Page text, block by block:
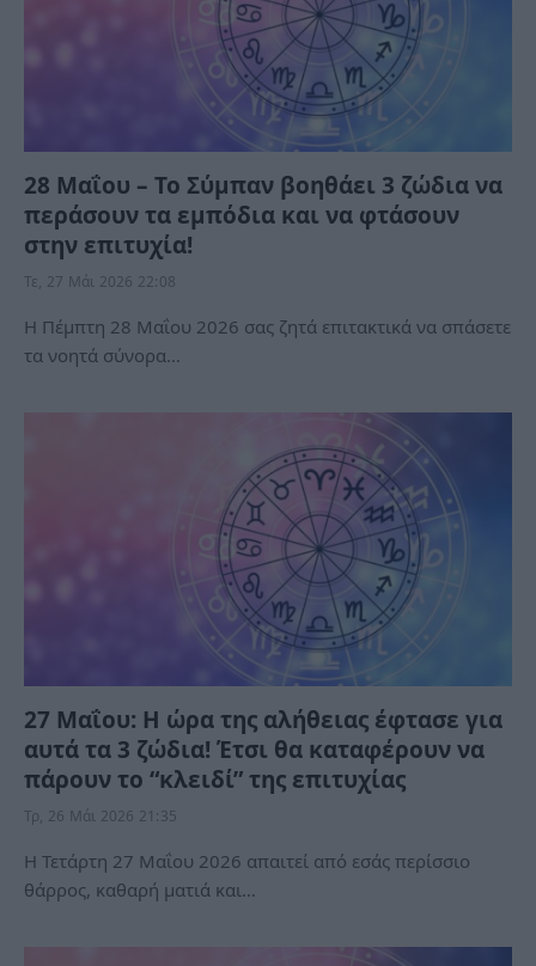
28 Μαΐου – Το Σύμπαν βοηθάει 3 ζώδια να
περάσουν τα εμπόδια και να φτάσουν
στην επιτυχία!
Τε, 27 Μάι 2026 22:08
Η Πέμπτη 28 Μαΐου 2026 σας ζητά επιτακτικά να σπάσετε
τα νοητά σύνορα…
27 Μαΐου: Η ώρα της αλήθειας έφτασε για
αυτά τα 3 ζώδια! Έτσι θα καταφέρουν να
πάρουν το “κλειδί” της επιτυχίας
Τρ, 26 Μάι 2026 21:35
Η Τετάρτη 27 Μαΐου 2026 απαιτεί από εσάς περίσσιο
θάρρος, καθαρή ματιά και…